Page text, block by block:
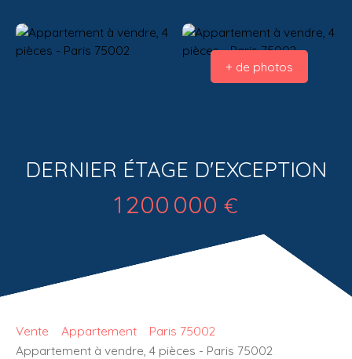
+ de photos
DERNIER ÉTAGE D'EXCEPTION
1 200 000 €
Vente Appartement
Paris 75002
Appartement à vendre, 4 pièces - Paris 75002